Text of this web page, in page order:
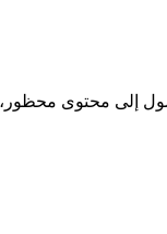
إلى محتوى